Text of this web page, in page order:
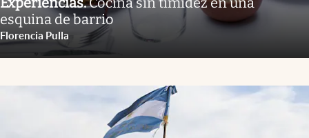
esquina de barrio
Florencia Pulla